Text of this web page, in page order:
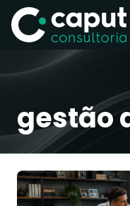
gestão